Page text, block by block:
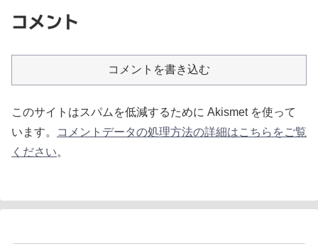
コメント
コメントを書き込む
このサイトはスパムを低減するために Akismet を使って
います。
コメントデータの処理方法の詳細はこちらをご覧
ください。